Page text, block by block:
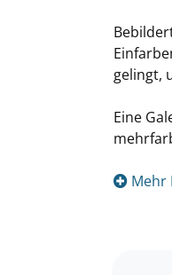
gelingt,
Eine
Mehr